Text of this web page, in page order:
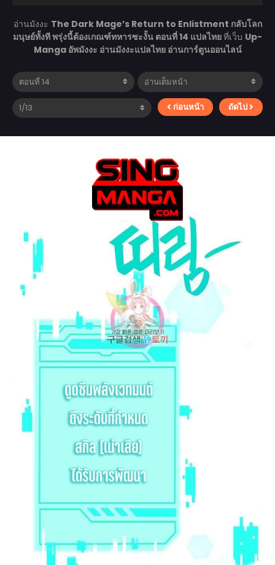
อ่านมังงะ The Dark Mage’s Return to Enlistment กลับโลก
มนุษย์ทั้งที พรุ่งนี้ต้องเกณฑ์ทหารซะงั้น ตอนที่ 14 แปลไทยที่เว็บ Up-
Manga อัพมังงะ อ่านมังงะแปลไทย อ่านการ์ตูนออนไลน์
ก่อนหน้า ถัดไป